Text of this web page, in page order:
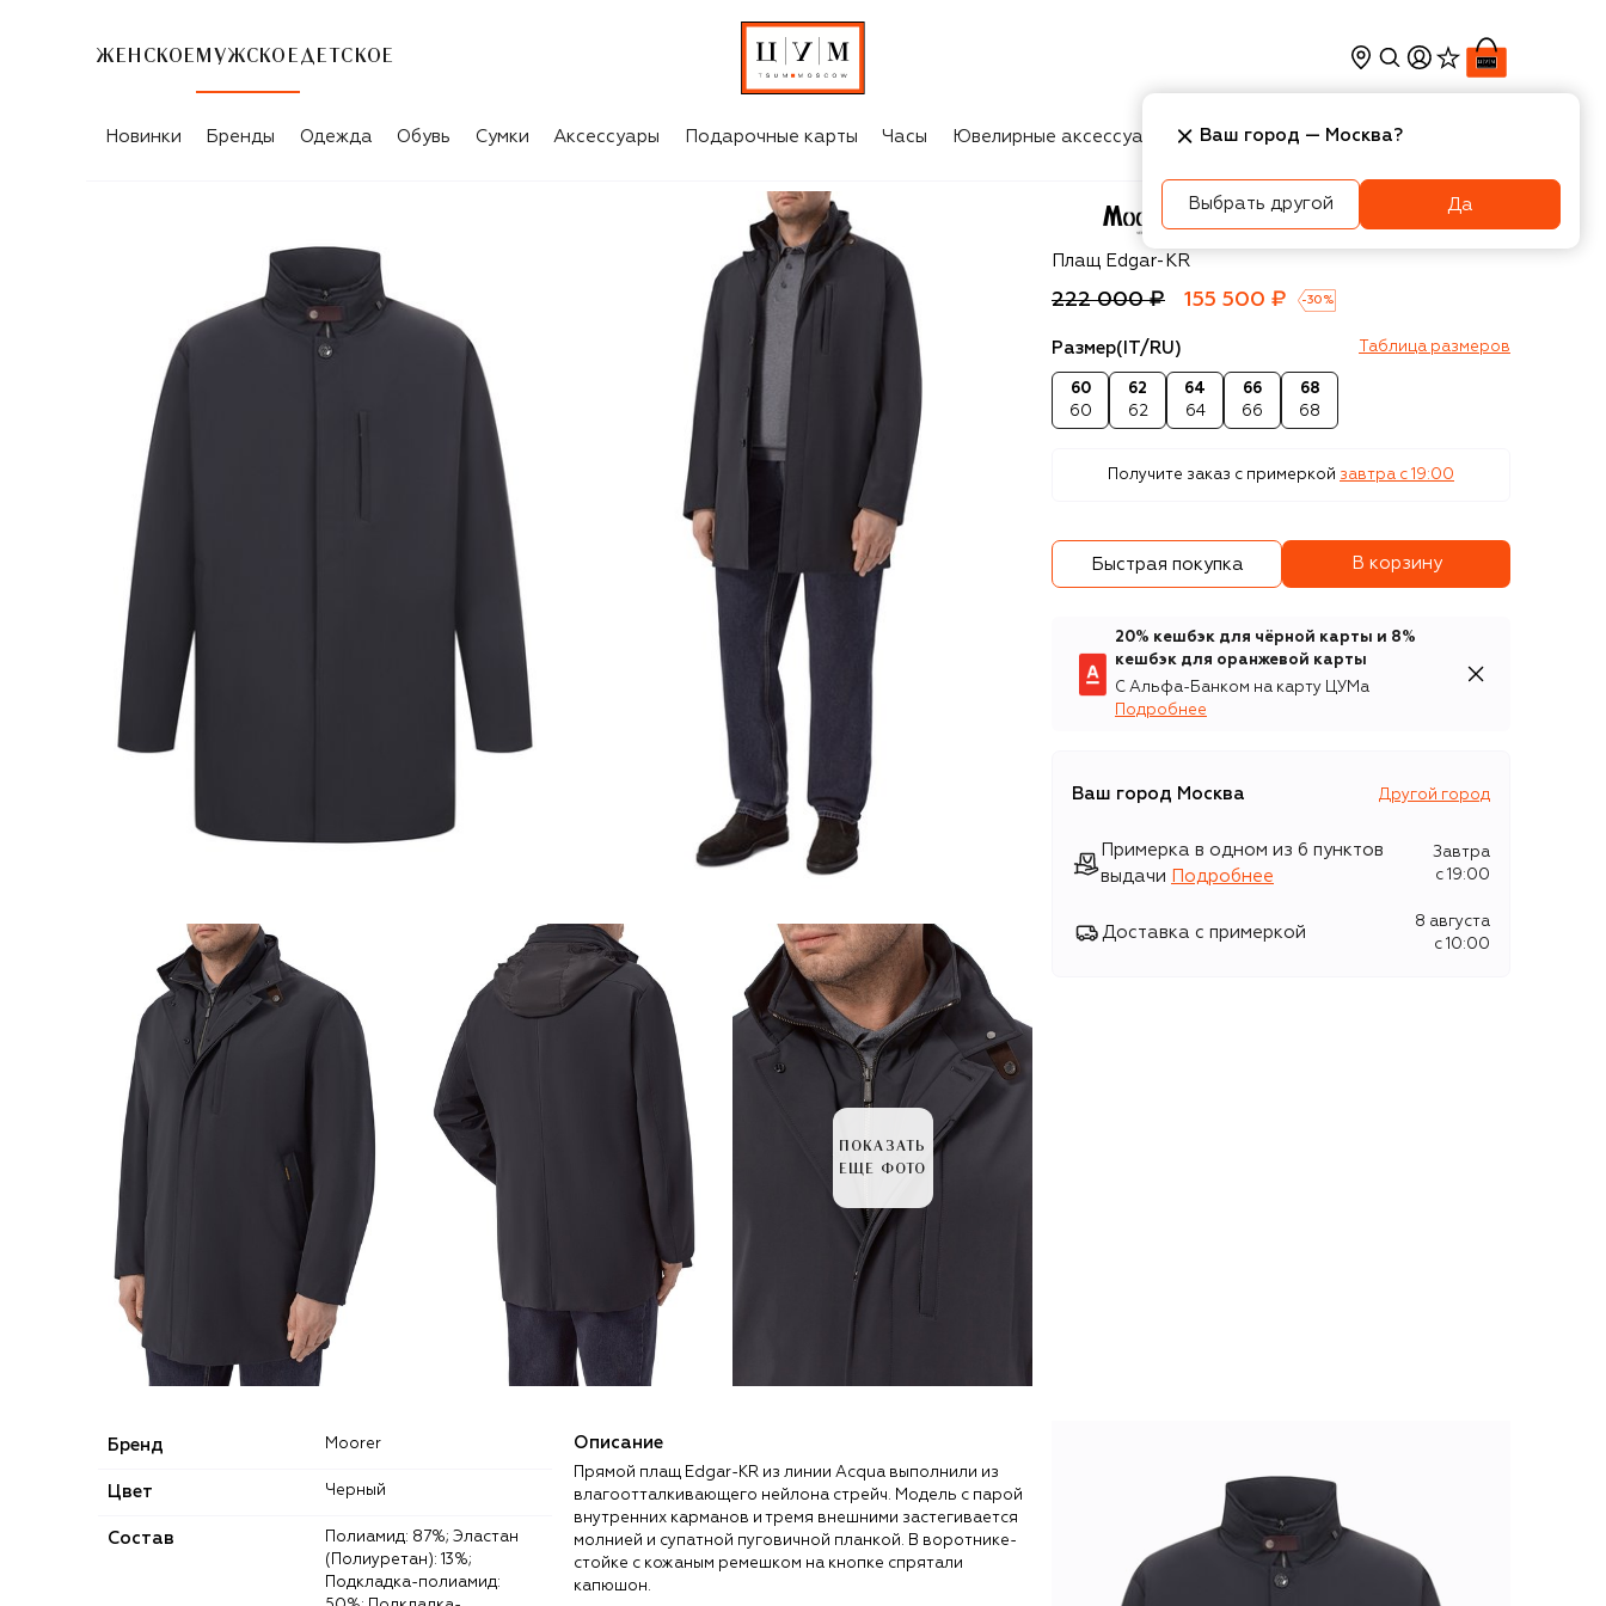
ЖЕНСКОЕ МУЖСКОЕ ДЕТСКОЕ
Новинки Бренды Одежда Обувь Сумки Аксессуары Подарочные карты Часы Ювелирные аксессуары Косметика Интерьер
ПОКАЗАТЬ
ЕЩЕ ФОТО
Moorer
Плащ Edgar-KR
222 000 ₽ 155 500 ₽ -30 %
Размер(IT/RU) Таблица размеров
60
60
62
62
64
64
66
66
68
68
Получите заказ с примеркой завтра c 19:00
Быстрая покупка В корзину
20% кешбэк для чёрной карты и 8%
кешбэк для оранжевой карты
С Альфа-Банком на карту ЦУМа
Подробнее
Ваш город Москва Другой город
Примерка в одном из 6 пунктов
выдачи
Подробнее
Завтра
c 19:00
Доставка с примеркой
8 августа
c 10:00
Бренд Moorer
Цвет Черный
Состав
(Полиуретан): 13%;
Подкладка-полиамид:
Описание
Прямой плащ Edgar-KR из линии Acqua выполнили из
влагоотталкивающего нейлона стрейч. Модель с парой
внутренних карманов и тремя внешними застегивается
молнией и супатной пуговичной планкой. В воротнике-
стойке с кожаным ремешком на кнопке спрятали
капюшон.
Ваш город — Москва?
Выбрать другой Да